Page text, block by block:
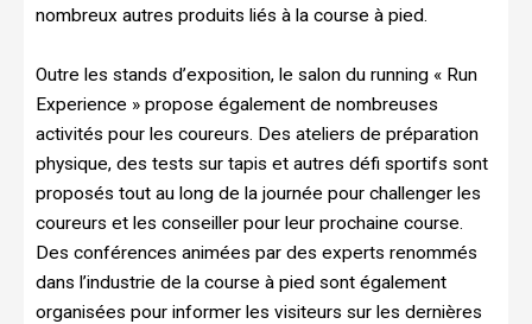
nombreux autres produits liés à la course à pied.
Outre les stands d’exposition, le salon du running « Run
Experience » propose également de nombreuses
activités pour les coureurs. Des ateliers de préparation
physique, des tests sur tapis et autres défi sportifs sont
proposés tout au long de la journée pour challenger les
coureurs et les conseiller pour leur prochaine course.
Des conférences animées par des experts renommés
dans l’industrie de la course à pied sont également
organisées pour informer les visiteurs sur les dernières